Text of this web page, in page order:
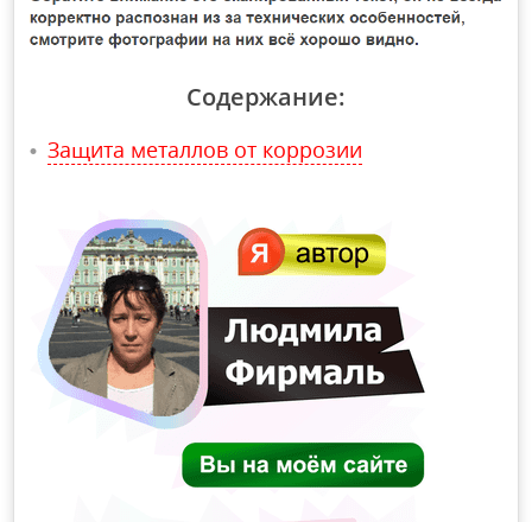
Содержание:
Защита металлов от коррозии